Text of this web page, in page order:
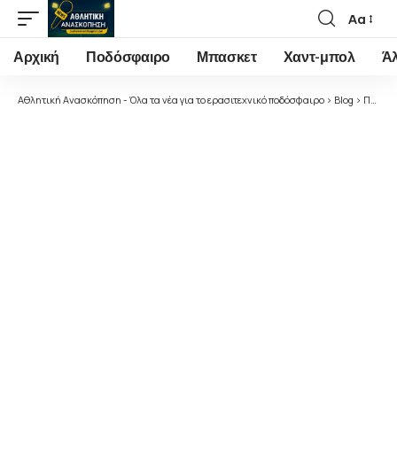
Font
Resizer
Αα
Αρχική Ποδόσφαιρο Μπασκετ Χαντ-μπολ
Αθλητική Ανασκόπηση - Όλα τα νέα για το ερασιτεχνικό ποδόσφαιρο > Blog > Ποδόσφαιρο